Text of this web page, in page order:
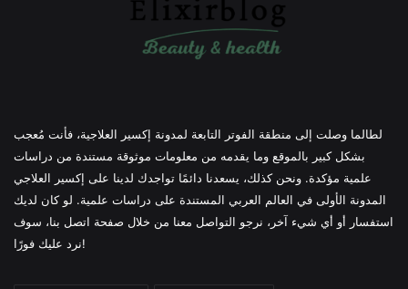
لطالما وصلت إلى منطقة الفوتر التابعة لمدونة إكسير العلاجية، فأنت مُعجب
بشكل كبير بالموقع وما يقدمه من معلومات موثوقة مستندة من دراسات
علمية مؤكدة. ونحن كذلك، يسعدنا دائمًا تواجدك لدينا على إكسير العلاجي
المدونة الأولى في العالم العربي المستندة على دراسات علمية. لو كان لديك
استفسار أو أي شيء آخر، نرجو التواصل معنا من خلال صفحة اتصل بنا، سوف
نرد عليك فورًا!